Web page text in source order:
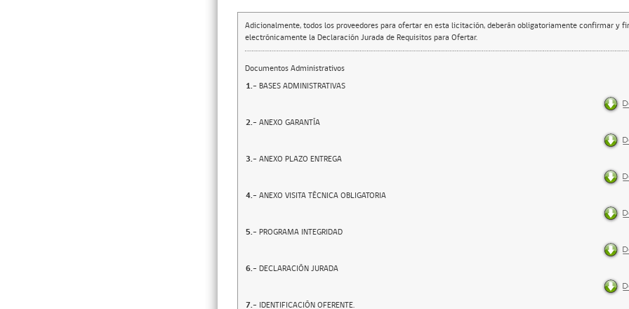
Adicionalmente, todos los proveedores para ofertar en esta licitación, deberán obligatoriamente confirmar y
electrónicamente la Declaración Jurada de Requisitos para Ofertar.
Documentos Administrativos
1.- BASES ADMINISTRATIVAS
2.- ANEXO GARANTÍA
3.- ANEXO PLAZO ENTREGA
4.- ANEXO VISITA TÉCNICA OBLIGATORIA
5.- PROGRAMA INTEGRIDAD
6.- DECLARACIÓN JURADA
7.- IDENTIFICACIÓN OFERENTE.